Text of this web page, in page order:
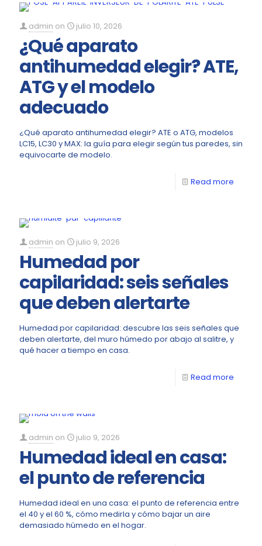
admin on julio 10, 2026
¿Qué aparato
antihumedad elegir? ATE,
ATG y el modelo
adecuado
¿Qué aparato antihumedad elegir? ATE o ATG, modelos
LC15, LC30 y MAX: la guía para elegir según tus paredes, sin
equivocarte de modelo.
Read more
admin on julio 9, 2026
Humedad por
capilaridad: seis señales
que deben alertarte
Humedad por capilaridad: descubre las seis señales que
deben alertarte, del muro húmedo por abajo al salitre, y
qué hacer a tiempo en casa.
Read more
admin on julio 9, 2026
Humedad ideal en casa:
el punto de referencia
Humedad ideal en una casa: el punto de referencia entre
el 40 y el 60 %, cómo medirla y cómo bajar un aire
demasiado húmedo en el hogar.